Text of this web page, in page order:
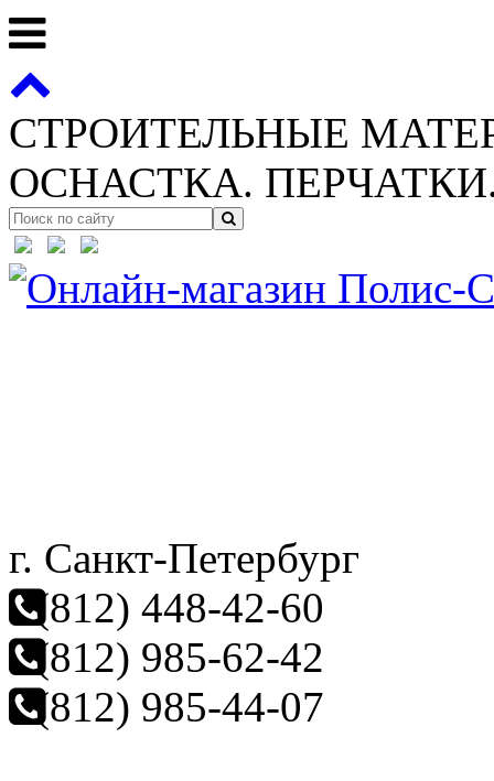
СТРОИТЕЛЬНЫЕ
ОСНАСТКА.
г. Санкт-Петербург
(812) 448-42-60
(812) 985-62-42
(812) 985-44-07